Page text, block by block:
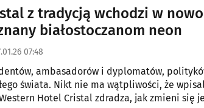
z tradycją wchodzi w
białostoczanom neon
07:48
ambasadorów i dyplomatów,
świata. Nikt nie ma wątpliwości, że
Hotel Cristal zdradza, jak zmieni się